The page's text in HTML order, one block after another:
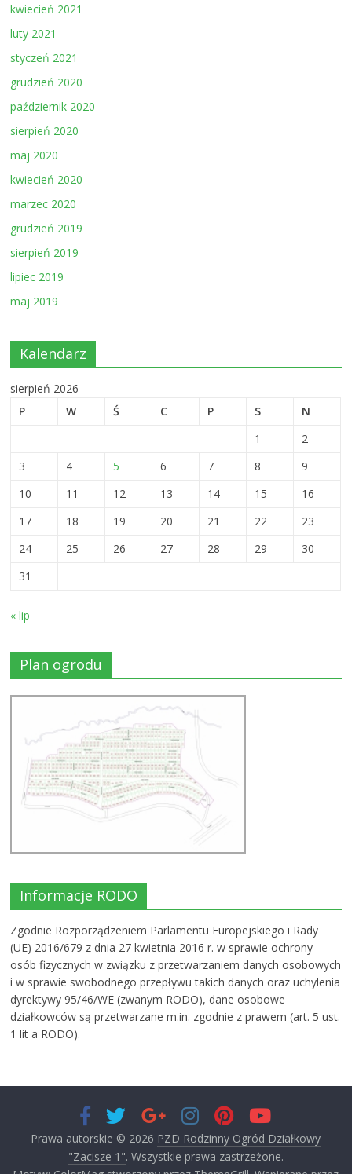
kwiecień 2021
luty 2021
styczeń 2021
grudzień 2020
październik 2020
sierpień 2020
maj 2020
kwiecień 2020
marzec 2020
grudzień 2019
sierpień 2019
lipiec 2019
maj 2019
Kalendarz
sierpień 2026
P
W Ś C P S
N
1
2
3
4 5 6 7 8
9
10
11 12 13 14 15
16
17
18 19 20 21 22
23
24
25 26 27 28 29
30
31
« lip
Plan ogrodu
Informacje RODO
Zgodnie Rozporządzeniem Parlamentu Europejskiego i Rady
(UE) 2016/679 z dnia 27 kwietnia 2016 r. w sprawie ochrony
osób fizycznych w związku z przetwarzaniem danych osobowych
i w sprawie swobodnego przepływu takich danych oraz uchylenia
dyrektywy 95/46/WE (zwanym RODO), dane osobowe
działkowców są przetwarzane m.in. zgodnie z prawem (art. 5 ust.
1 lit a RODO).
Prawa autorskie © 2026 PZD Rodzinny Ogród Działkowy
"Zacisze 1". Wszystkie prawa zastrzeżone.